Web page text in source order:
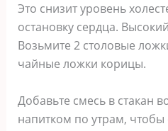
Это снизит уровень
остановку сердца.
Bозьмите 2 столовые
чайные ложки корицы.
Добавьте смесь в стакан
напитком по утрам, чтобы